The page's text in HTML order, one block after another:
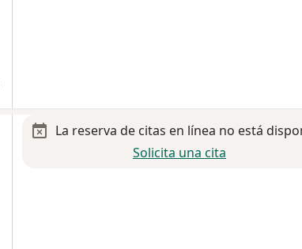
La reserva de citas en línea no está
Solicita una cita